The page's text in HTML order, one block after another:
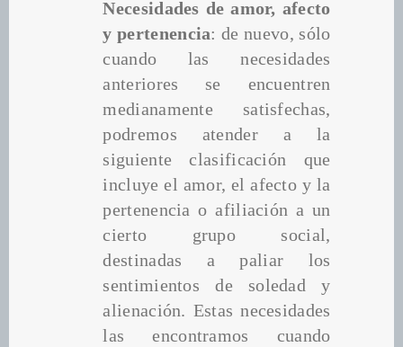
Necesidades de amor, afecto
y pertenencia: de nuevo, sólo
cuando las necesidades
anteriores se encuentren
medianamente satisfechas,
podremos atender a la
siguiente clasificación que
incluye el amor, el afecto y la
pertenencia o afiliación a un
cierto grupo social,
destinadas a paliar los
sentimientos de soledad y
alienación. Estas necesidades
las encontramos cuando